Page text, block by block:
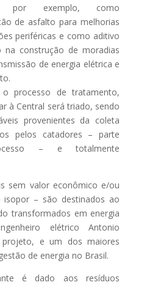
do
de
de
no
–
por exemplo, como
de asfalto para melhorias
periféricas e como aditivo
construção de moradias
de energia elétrica e
o processo de tratamento,
à Central será triado, sendo
provenientes da coleta
pelos catadores – parte
– e totalmente
sem valor econômico e/ou
– são destinados ao
transformados em energia
elétrico Antonio
e um dos maiores
de energia no Brasil.
é dado aos resíduos